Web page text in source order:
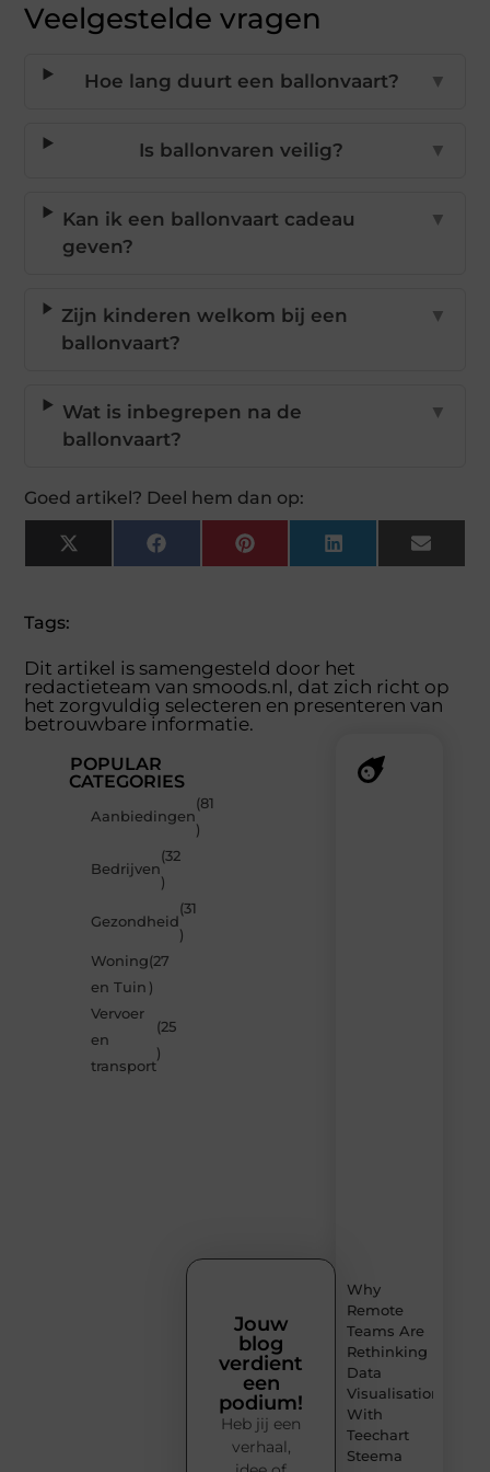
Veelgestelde vragen
Hoe lang duurt een ballonvaart? ▼
Is ballonvaren veilig? ▼
Kan ik een ballonvaart cadeau
geven?
▼
Zijn kinderen welkom bij een
ballonvaart?
▼
Wat is inbegrepen na de
ballonvaart?
▼
Goed artikel? Deel hem dan op:
X
(Twitter)
FacebookPinterestLinkedInEmail
Tags:
Dit artikel is samengesteld door het
redactieteam van smoods.nl, dat zich richt op
het zorgvuldig selecteren en presenteren van
betrouwbare informatie.
POPULAR
CATEGORIES
Aanbiedingen
(81
)
Bedrijven
(32
)
Gezondheid
(31
)
Woning
en Tuin
(27
)
Vervoer
en
transport
(25
)
Why
Remote
Teams Are
Rethinking
Data
Visualisation
With
Teechart
Steema
Jouw
blog
verdient
een
podium!
Heb jij een
verhaal,